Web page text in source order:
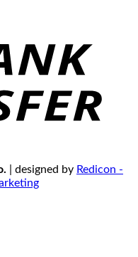
| designed by Redicon -